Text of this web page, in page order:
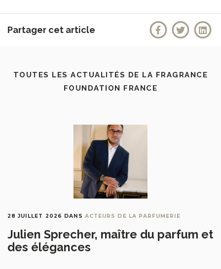
Partager cet article
TOUTES LES ACTUALITÉS DE LA FRAGRANCE
FOUNDATION FRANCE
28 JUILLET 2026 DANSACTEURS DE LA PARFUMERIE
Julien Sprecher, maître du parfum et
des élégances